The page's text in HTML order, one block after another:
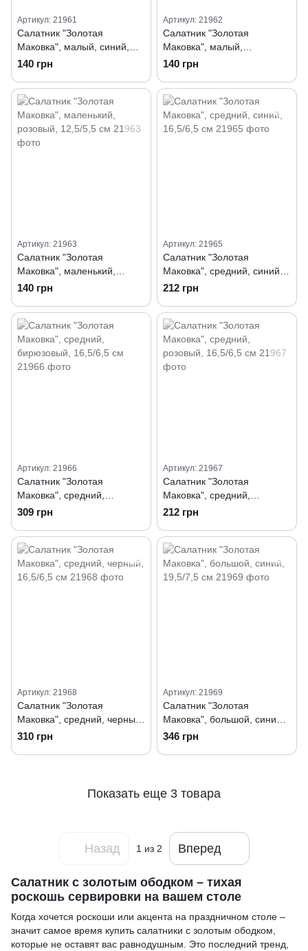
Артикул: 21961
Салатник "Золотая
Маковка", малый, синий,
12,5/5,5 см
140 грн
Артикул: 21962
Салатник "Золотая
Маковка", малый,
бирюзовый, 12,5/5,5 см
140 грн
Артикул: 21963
Салатник "Золотая
Маковка", маленький,
розовый, 12,5/5,5 см
140 грн
Артикул: 21965
Салатник "Золотая
Маковка", средний, синий,
16,5/6,5 см
212 грн
Артикул: 21966
Салатник "Золотая
Маковка", средний,
бирюзовый, 16,5/6,5 см
309 грн
Артикул: 21967
Салатник "Золотая
Маковка", средний,
розовый, 16,5/6,5 см
212 грн
Артикул: 21968
Салатник "Золотая
Маковка", средний, черный,
16,5/6,5 см
310 грн
Артикул: 21969
Салатник "Золотая
Маковка", большой, синий,
19,5/7,5 см
346 грн
Показать еще 3 товара
Назад 1 из 2 Вперед
Салатник с золотым ободком – тихая
роскошь сервировки на вашем столе
Когда хочется роскоши или акцента на праздничном столе –
значит самое время купить салатники с золотым ободком,
которые не оставят вас равнодушным. Это последний тренд,